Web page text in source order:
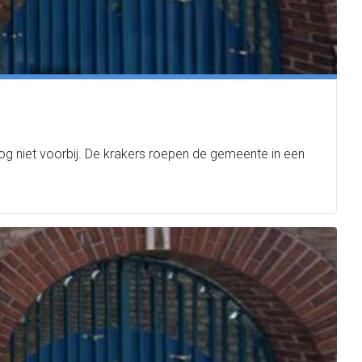
niet voorbij. De krakers roepen de gemeente in een